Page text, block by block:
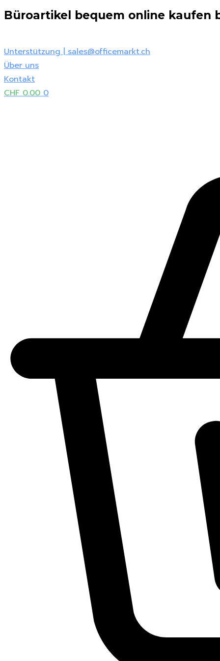
Zum
Büroartikel bequem online kaufen
Unterstützung | sales@officemarkt.ch
Über uns
Kontakt
CHF0.00 0